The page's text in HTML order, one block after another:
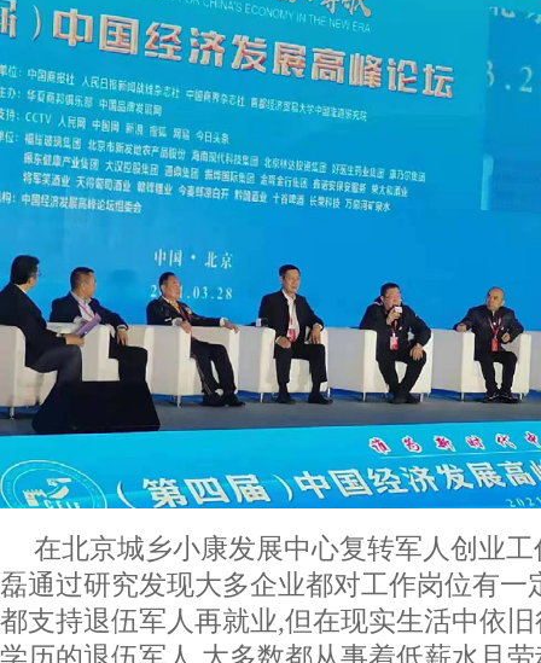
在北京城乡小康发展中心复转军人创业
磊通过研究发现大多企业都对工作岗位有一
都支持退伍军人再就业,但在现实生活中依
学历的退伍军人,大多数都从事着低薪水且